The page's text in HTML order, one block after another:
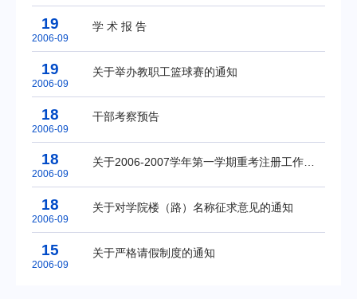
19
2006-09
学 术 报 告
19
2006-09
关于举办教职工篮球赛的通知
18
2006-09
干部考察预告
18
2006-09
18
2006-09
关于对学院楼（路）名称征求意见的通知
15
2006-09
关于严格请假制度的通知